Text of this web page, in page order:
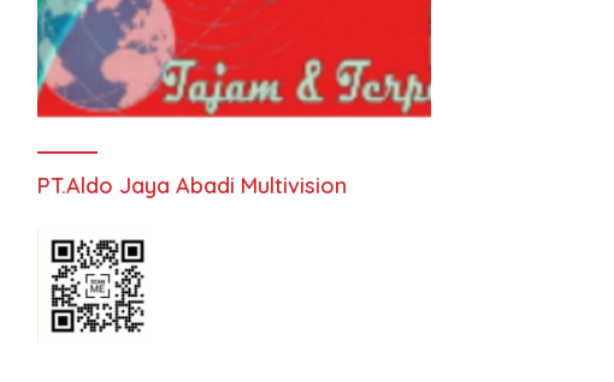
PT.Aldo Jaya Abadi Multivision